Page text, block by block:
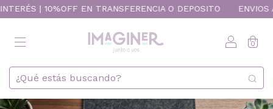
EN TRANSFERENCIA O DEPOSITO ENVIOS A TODO
0